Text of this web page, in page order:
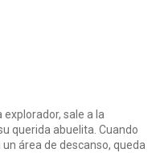
sale a la
querida abuelita. Cuando
área de descanso, queda